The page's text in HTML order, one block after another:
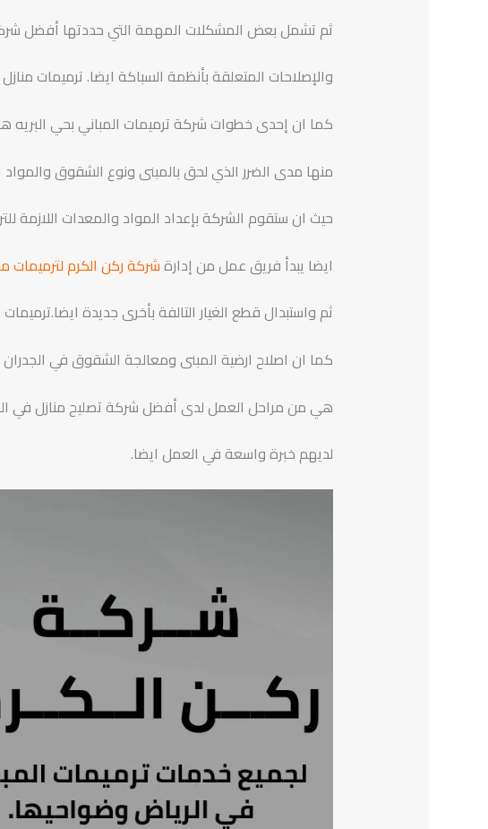
ثم تشمل بعض المشكلات المهمة التي حددتها أفضل
والإصلاحات المتعلقة بأنظمة السباكة ايضا. ترميمات
كما ان إحدى خطوات شركة ترميمات المباني بحي
منها مدى الضرر الذي لحق بالمبنى ونوع الشقوق
حيث ان ستقوم الشركة بإعداد المواد والمعدات
ايضا يبدأ فريق عمل من إدارةشركة ركن الكرم لترميمات
ثم واستبدال قطع الغيار التالفة بأخرى جديدة
كما ان اصلاح ارضية المبنى ومعالجة الشقوق في
هي من مراحل العمل لدى أفضل شركة تصليح منازل في
لديهم خبرة واسعة في العمل ايضا.